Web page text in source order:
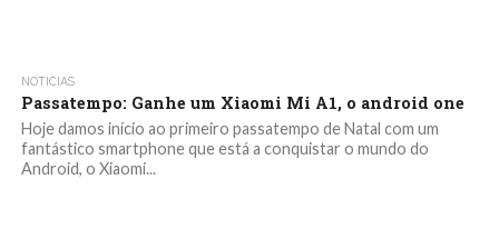
NOTICIAS
Passatempo: Ganhe um Xiaomi Mi A1, o android one
Hoje damos início ao primeiro passatempo de Natal com um
fantástico smartphone que está a conquistar o mundo do
Android, o Xiaomi...